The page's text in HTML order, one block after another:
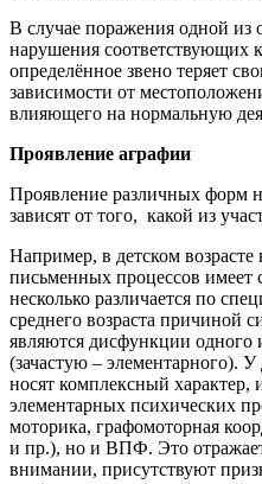
В случае поражения одной из
нарушения соответствующих
определённое звено теряет
зависимости от
влияющего на нормальную
Проявление аграфии
Проявление различных форм
зависят от того, какой из
Например, в детском
письменных процессов имеет
несколько различается по
среднего возраста причиной
являются дисфункции одного
(зачастую – элементарного).
носят комплексный характер,
элементарных психических
моторика, графомоторная
и пр.), но и ВПФ. Это
внимании, присутствуют